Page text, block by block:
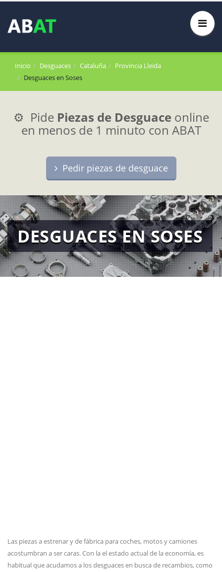
Inicio Desguaces Cataluña
Provincia Lleida
Desguaces en Soses
⚙️ Pide Piezas de Desguace online
en menos de 1 minuto con ABAT
Pedir piezas de desguace
DESGUACES EN SOSES
Las piezas a estrenar y de fábrica para coches, motos y camiones
acostumbran a ser caras. Con la el estado actual de la economía, es
habitual que acudamos a los desguaces en busca de recambios, como